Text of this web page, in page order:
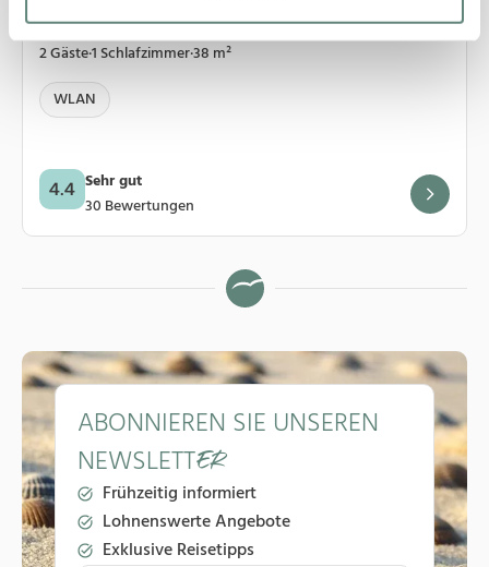
06/22a Sölring Hüs App. 3
2 Gäste·1 Schlafzimmer·38 m²
WLAN
4.4 Sehr gut
30 Bewertungen
ABONNIEREN SIE UNSEREN
NEWSLETT
Frühzeitig informiert
Lohnenswerte Angebote
Exklusive Reisetipps